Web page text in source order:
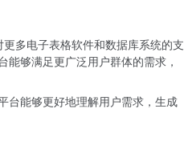
多电子表格软件和数据库系统的支
够满足更广泛用户群体的需求，
台能够更好地理解用户需求，生成